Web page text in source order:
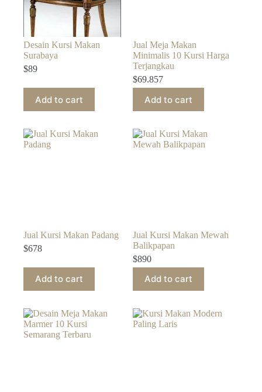
Desain Kursi Makan
Surabaya
$89
Add to cart
Jual Meja Makan
Minimalis 10 Kursi Harga
Terjangkau
$69.857
Add to cart
Jual Kursi Makan Padang
$678
Add to cart
Jual Kursi Makan Mewah
Balikpapan
$890
Add to cart